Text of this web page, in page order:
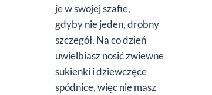
je w swojej szafie,
gdyby nie jeden, drobny
szczegół. Na co dzień
uwielbiasz nosić zwiewne
sukienki i dziewczęce
spódnice, więc nie masz